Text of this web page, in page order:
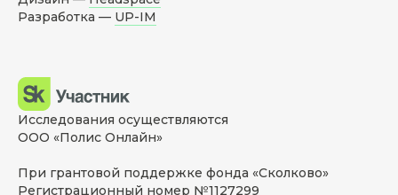
Разработка — UP-IM
Исследования осуществляются
ООО «Полис Онлайн»
При грантовой поддержке фонда «Сколково»
Регистрационный номер №1127299